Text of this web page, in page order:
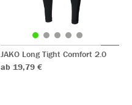
JAKO Long Tight Comfort 2.0
ab 19,79 €